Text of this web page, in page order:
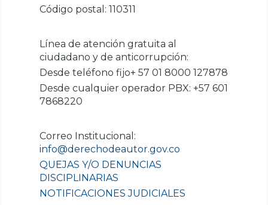
Código postal: 110311
Línea de atención gratuita al
ciudadano y de anticorrupción:
Desde teléfono fijo+ 57 01 8000 127878
Desde cualquier operador PBX: +57 601
7868220
Correo Institucional:
info@derechodeautor.gov.co
QUEJAS Y/O DENUNCIAS
DISCIPLINARIAS
NOTIFICACIONES JUDICIALES